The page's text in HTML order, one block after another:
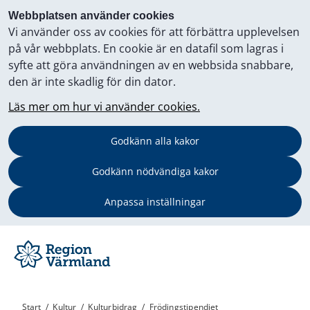
Webbplatsen använder cookies
Vi använder oss av cookies för att förbättra upplevelsen
på vår webbplats. En cookie är en datafil som lagras i
syfte att göra användningen av en webbsida snabbare,
den är inte skadlig för din dator.
Läs mer om hur vi använder cookies.
Godkänn alla kakor
Godkänn nödvändiga kakor
Anpassa inställningar
Start / Kultur / Kulturbidrag / Frödingstipendiet